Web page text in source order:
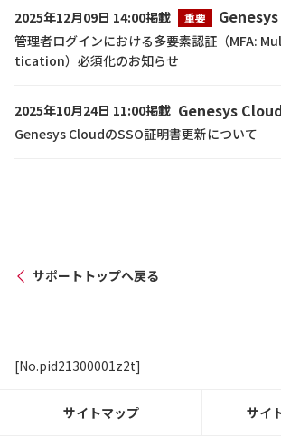
2025年12月09日 14:00掲載 重要
管理者ログインにおける多要素認証（MFA:
tication）必須化のお知らせ
2025年10月24日 11:00掲載 Genesys
Genesys CloudのSSO証明書更新について
サポートトップへ戻る
[No.pid21300001z2t]
サイトマップ サイ